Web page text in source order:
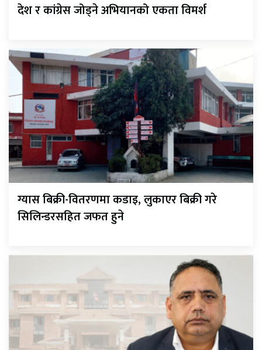
देश र कांग्रेस जोड्ने अभियानको एकता विमर्श
ग्यास बिक्री-वितरणमा कडाइ, लुकाएर बिक्री गरे
सिलिन्डरसहित जफत हुने